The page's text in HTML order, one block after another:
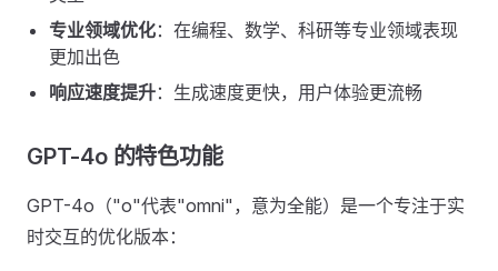
专业领域优化：在编程、数学、科研等专业领域表现
更加出色
响应速度提升：生成速度更快，用户体验更流畅
GPT-4o 的特色功能
GPT-4o（"o"代表"omni"，意为全能）是一个专注于实
时交互的优化版本：